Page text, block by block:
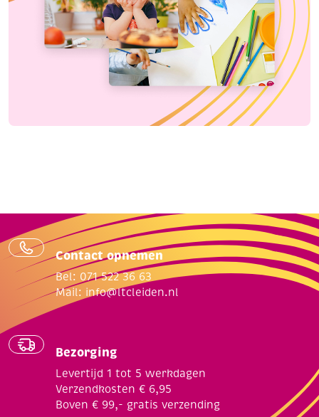
Contact opnemen
Bel: 071 522 36 63
Mail: info@ltcleiden.nl
Bezorging
Levertijd 1 tot 5 werkdagen
Verzendkosten € 6,95
Boven € 99,- gratis verzending